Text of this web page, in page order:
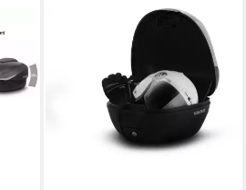
Handgepäck-Topcase SH33
86,82 €
in 3-4 Werktagen bei dir